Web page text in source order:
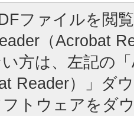
ファイルを閲
（Acrobat
方は、左記の
Reader）」ダ
トウェアをダ